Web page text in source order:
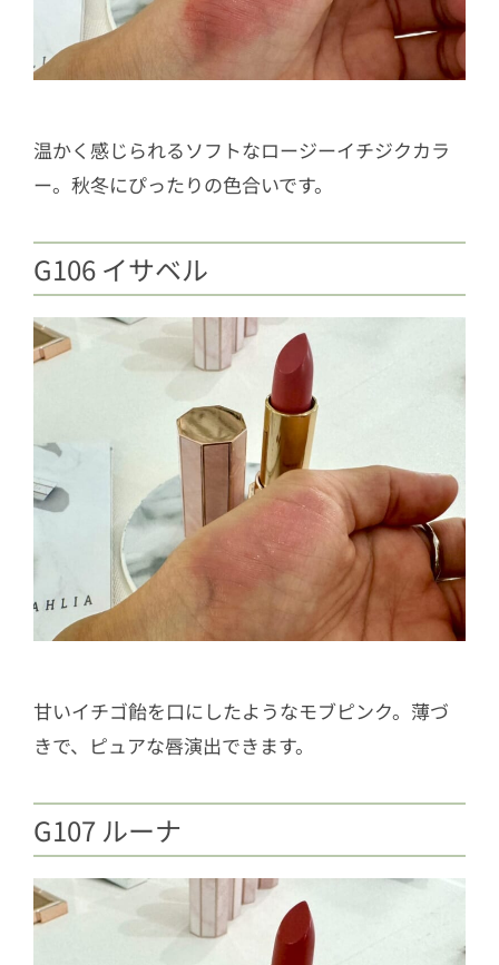
温かく感じられるソフトなロージーイチジクカラ
ー。秋冬にぴったりの色合いです。
G106 イサベル
甘いイチゴ飴を口にしたようなモブピンク。薄づ
きで、ピュアな唇演出できます。
G107 ルーナ